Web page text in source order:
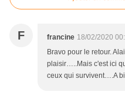
F francine 18/02/2020
Bravo pour le retour.
plaisir…..Mais c'est ici
ceux qui survivent….A